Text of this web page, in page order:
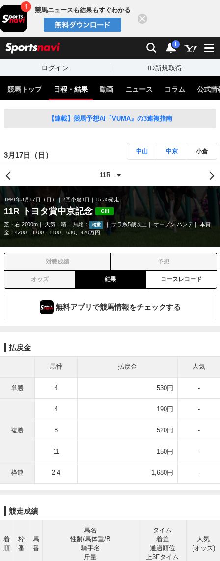
競馬ニュースも結果もすぐわかる
検索 通知
i
ログイン ID新規取得
競馬トップ 日程・結果 動画 ニュース コラム 公式情
【連載】競馬予想AI『VUMA』の3連複指南
3月17日（日） 中山 中京 小倉
1991年3月17日（日） 2回小倉8日 15:35発走
11R トヨタ賞中京記念 GIII
芝・右 2000m 天気： 晴 馬場： 稍重 サラ系5歳以上 オープン ハンデ
本賞
金：4200、1700、1100、630、420万円
対戦成績 予想
オッズ 結果 コースレコード
無料アプリで競馬情報をチェックする
払戻金
馬番 払戻金 人気
単勝 4 530円 -
複勝
4 190円 -
8 520円 -
11 150円 -
枠連 2-4 1,680円 -
競走成績
着
順
枠
番
馬
番
馬名
性齢/馬体重/B
騎手名
斤量
タイム
着差
通過順位
上3Fタイム
人気
(オッズ)